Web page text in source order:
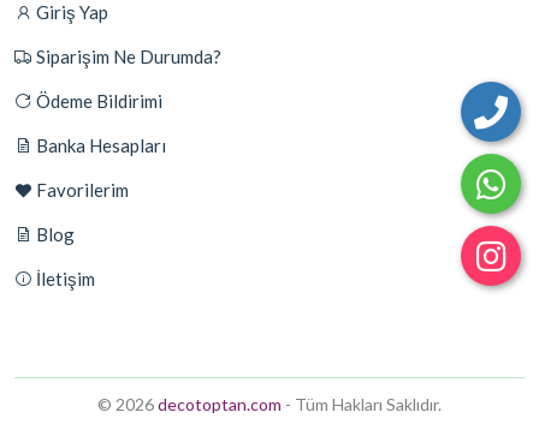
Giriş Yap
Siparişim Ne Durumda?
Ödeme Bildirimi
Banka Hesapları
Favorilerim
Blog
İletişim
© 2026decotoptan.com - Tüm Hakları Saklıdır.